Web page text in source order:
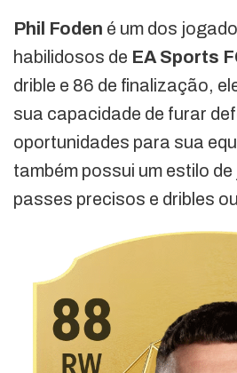
Phil Foden é um dos
habilidosos de EA Sports
drible e 86 de finalização,
sua capacidade de furar
oportunidades para sua
também possui um estilo
passes precisos e dribles